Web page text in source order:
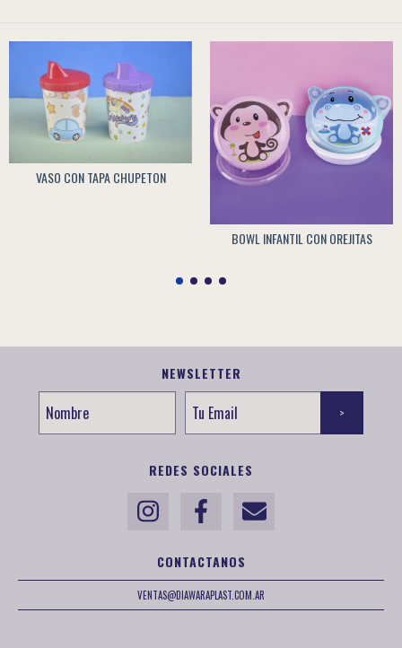
VASO CON TAPA CHUPETON
BOWL INFANTIL CON OREJITAS
NEWSLETTER
REDES SOCIALES
CONTACTANOS
VENTAS@DIAWARAPLAST.COM.AR